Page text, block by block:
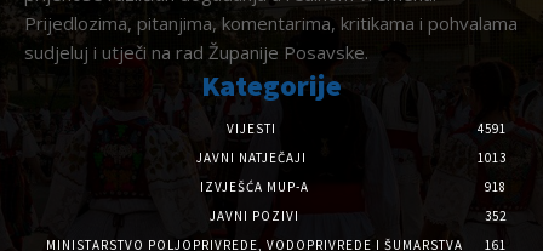
Prijedlozima, pitanjima, komentarima, kritikama i pohvalama
sudjeluj i utječi na rad Županije Posavske.
Kategorije
VIJESTI
4591
JAVNI NATJEČAJI
1013
IZVJEŠĆA MUP-A
918
JAVNI POZIVI
352
MINISTARSTVO POLJOPRIVREDE, VODOPRIVREDE I ŠUMARSTVA
161